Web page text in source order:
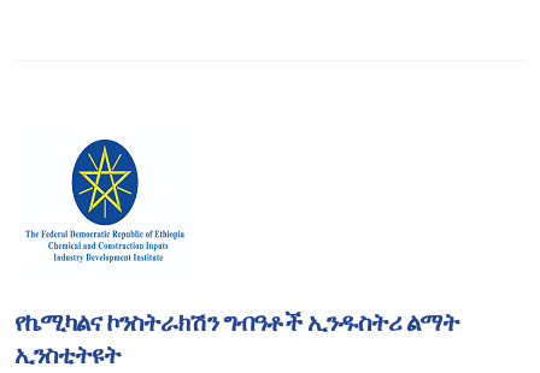
የኬሚካልና ኮንስትራክሽን ግብዓቶች ኢንዱስትሪ ልማት
ኢንስቲትዩት